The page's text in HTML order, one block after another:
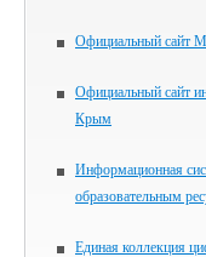
Официальный сайт
Официальный сайт
Крым
Информационная
образовательным
Единая коллекция